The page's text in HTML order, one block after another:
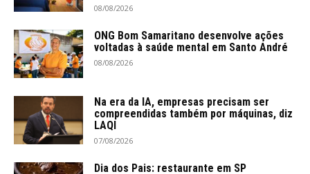
08/08/2026
ONG Bom Samaritano desenvolve ações
voltadas à saúde mental em Santo André
08/08/2026
Na era da IA, empresas precisam ser
compreendidas também por máquinas, diz
LAQI
07/08/2026
Dia dos Pais: restaurante em SP